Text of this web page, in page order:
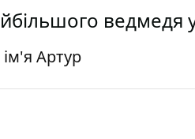
ведмедя
Артур